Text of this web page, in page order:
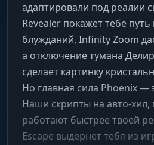
адаптировали под реалии
Revealer покажет тебе путь
блужданий, Infinity Zoom
а отключение тумана
сделает картинку
Но главная сила Phoenix —
Наши скрипты на авто-
работают быстрее твоей
Escape выдернет тебя из